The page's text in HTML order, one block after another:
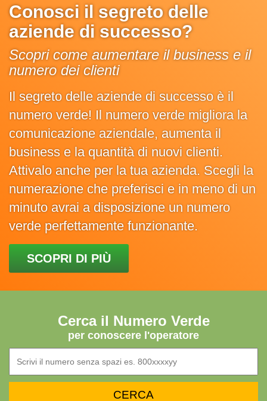
Conosci il segreto delle
aziende di successo?
Scopri come aumentare il business e il
numero dei clienti
Il segreto delle aziende di successo è il
numero verde! Il numero verde migliora la
comunicazione aziendale, aumenta il
business e la quantità di nuovi clienti.
Attivalo anche per la tua azienda. Scegli la
numerazione che preferisci e in meno di un
minuto avrai a disposizione un numero
verde perfettamente funzionante.
SCOPRI DI PIÙ
Cerca il Numero Verde
per conoscere l'operatore